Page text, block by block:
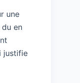
une
en
justifie